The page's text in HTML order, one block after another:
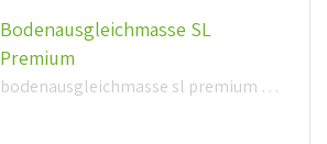
Bodenausgleichmasse SL
Premium
bodenausgleichmasse sl premium (272,3kb)